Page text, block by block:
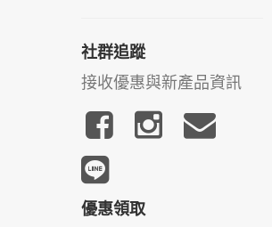
社群追蹤
接收優惠與新產品資訊
優惠領取